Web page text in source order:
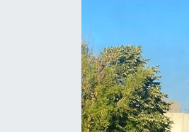
MAGAZİN
ÖZEL HABER